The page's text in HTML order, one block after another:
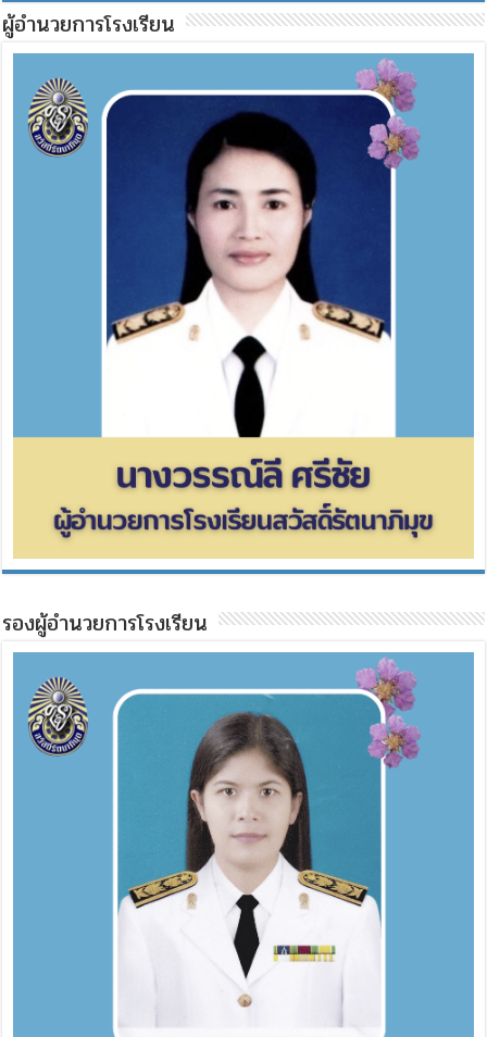
ผู้อำนวยการโรงเรียน
รองผู้อำนวยการโรงเรียน